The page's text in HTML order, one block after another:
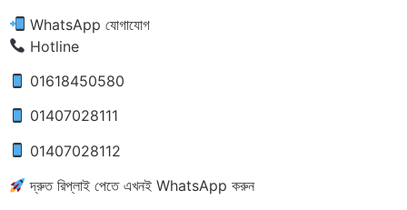
WhatsApp যোগাযোগ
Hotline
01618450580
01407028111
01407028112
দ্রুত রিপ্লাই পেতে এখনই WhatsApp করুন